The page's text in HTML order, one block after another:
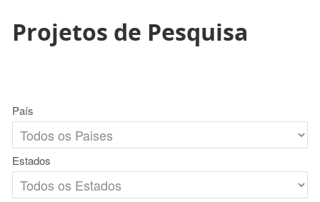
Projetos de Pesquisa
País
Estados